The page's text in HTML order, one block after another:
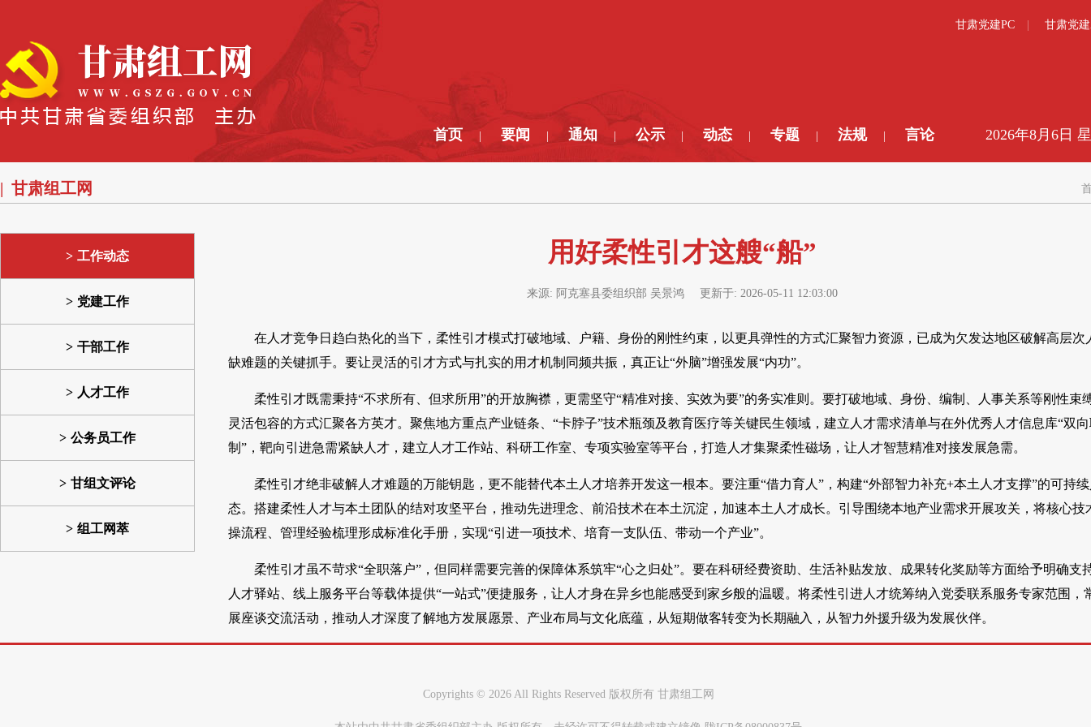
甘肃党建PC 甘肃党
首页 要闻 通知 公示 动态 专题 法规 言论 2026年8月6日
甘肃组工网
工作动态
党建工作
干部工作
人才工作
公务员工作
甘组文评论
组工网萃
用好柔性引才这艘“船”
来源: 阿克塞县委组织部 吴景鸿 更新于: 2026-05-11 12:03:00
在人才竞争日趋白热化的当下，柔性引才模式打破地域、户籍、身份的刚性约束，以更具弹性的方式汇聚智力资源，已成为欠发达地区破解高层次
缺难题的关键抓手。要让灵活的引才方式与扎实的用才机制同频共振，真正让“外脑”增强发展“内功”。
柔性引才既需秉持“不求所有、但求所用”的开放胸襟，更需坚守“精准对接、实效为要”的务实准则。要打破地域、身份、编制、人事关系等刚性束
灵活包容的方式汇聚各方英才。聚焦地方重点产业链条、“卡脖子”技术瓶颈及教育医疗等关键民生领域，建立人才需求清单与在外优秀人才信息库“双
制”，靶向引进急需紧缺人才，建立人才工作站、科研工作室、专项实验室等平台，打造人才集聚柔性磁场，让人才智慧精准对接发展急需。
柔性引才绝非破解人才难题的万能钥匙，更不能替代本土人才培养开发这一根本。要注重“借力育人”，构建“外部智力补充+本土人才支撑”的可持
态。搭建柔性人才与本土团队的结对攻坚平台，推动先进理念、前沿技术在本土沉淀，加速本土人才成长。引导围绕本地产业需求开展攻关，将核心技
操流程、管理经验梳理形成标准化手册，实现“引进一项技术、培育一支队伍、带动一个产业”。
柔性引才虽不苛求“全职落户”，但同样需要完善的保障体系筑牢“心之归处”。要在科研经费资助、生活补贴发放、成果转化奖励等方面给予明确支
人才驿站、线上服务平台等载体提供“一站式”便捷服务，让人才身在异乡也能感受到家乡般的温暖。将柔性引进人才统筹纳入党委联系服务专家范围，
展座谈交流活动，推动人才深度了解地方发展愿景、产业布局与文化底蕴，从短期做客转变为长期融入，从智力外援升级为发展伙伴。
Copyrights © 2026 All Rights Reserved 版权所有 甘肃组工网